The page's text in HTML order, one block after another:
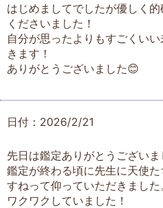
はじめましてでしたが優しく
くださいました！
自分が思ったよりもすごくい
きます！
ありがとうございました😊
日付：2026/2/21
先日は鑑定ありがとうございま
鑑定が終わる頃に先生に天使
すねって仰っていただきまし
ワクワクしていました！